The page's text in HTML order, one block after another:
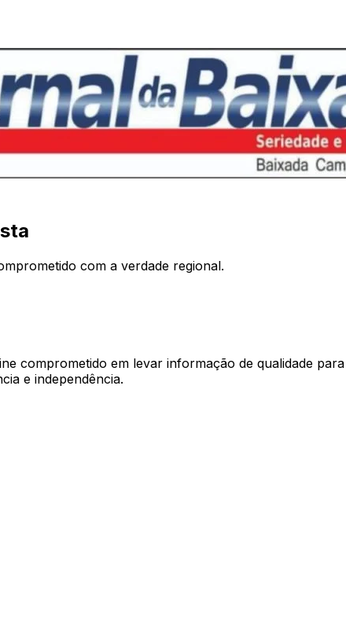
com a verdade regional.
comprometido em levar informação de qualidade
e independência.